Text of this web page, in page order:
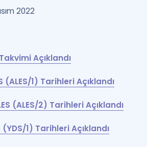
2022
Açıklandı
(ALES/1) Tarihleri Açıklandı
(ALES/2) Tarihleri Açıklandı
1) Tarihleri Açıklandı